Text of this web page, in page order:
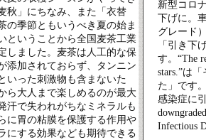
秋」にちなみ、また「衣替
の季節ともいうべき夏の始ま
ということから全国麦茶工業
しました。麦茶は人工的な保
添加されておらず、タンニン
いった刺激物も含まないた
ら大人まで楽しめるのが最大
汗で失われがちなミネラルも
に胃の粘膜を保護する作用や
にする効果なども期待できる
新型コロ
下げに。
グレード
「引き下
す。“The
stars.”は
た」です
感染症に
Infectious